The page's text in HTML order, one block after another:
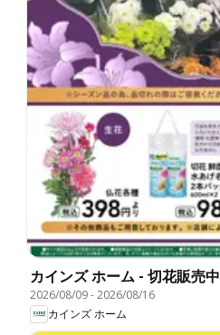
カインズ ホーム - 切花販売中
2026/08/09-2026/08/16
カインズ ホーム